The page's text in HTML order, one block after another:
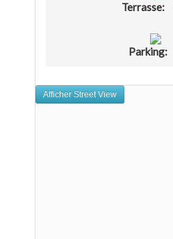
Terrasse:
Parking: